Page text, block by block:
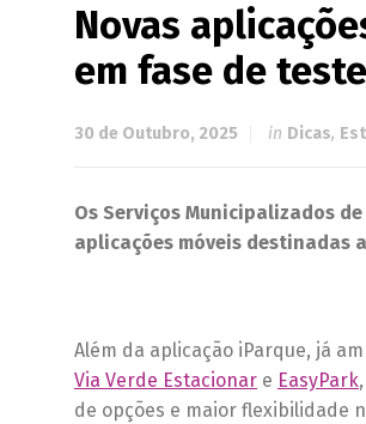
Novas
em fase de
30 de Outubro, 2025 in Dicas,
Os Serviços Municipalizados
aplicações móveis destinadas
Além da aplicação iParque, já
Via Verde Estacionar e EasyPark
de opções e maior flexibilidade